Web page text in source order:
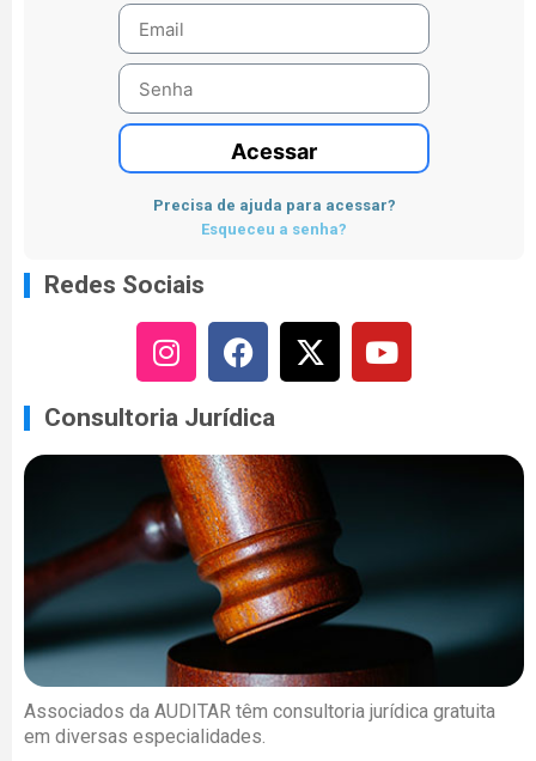
Acessar
Precisa de ajuda para acessar?
Esqueceu a senha?
Redes Sociais
Consultoria Jurídica
Associados da AUDITAR têm consultoria jurídica gratuita
em diversas especialidades.